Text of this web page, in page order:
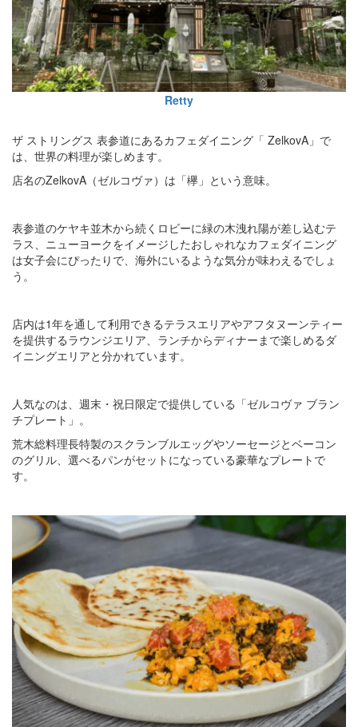
Retty
ザ ストリングス 表参道にあるカフェダイニング「 ZelkovA」で
は、世界の料理が楽しめます。
店名のZelkovA（ゼルコヴァ）は「欅」という意味。
表参道のケヤキ並木から続くロビーに緑の木洩れ陽が差し込むテ
ラス、ニューヨークをイメージしたおしゃれなカフェダイニング
は女子会にぴったりで、海外にいるような気分が味わえるでしょ
う。
店内は1年を通して利用できるテラスエリアやアフタヌーンティー
を提供するラウンジエリア、ランチからディナーまで楽しめるダ
イニングエリアと分かれています。
人気なのは、週末・祝日限定で提供している「ゼルコヴァ ブラン
チプレート」。
荒木総料理長特製のスクランブルエッグやソーセージとベーコン
のグリル、選べるパンがセットになっている豪華なプレートで
す。